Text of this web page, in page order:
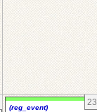
23
(reg_event)